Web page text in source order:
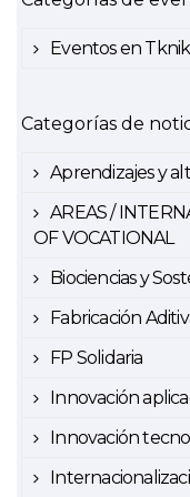
Eventos en
Categorías de
Aprendizajes y
AREAS /
OF VOCATIONAL
Biociencias y
Fabricación
FP Solidaria
Innovación
Innovación